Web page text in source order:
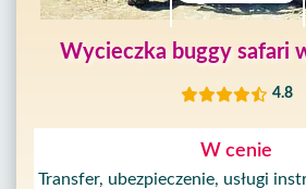
Wycieczka buggy safari
4.8
W cenie
Transfer, ubezpieczenie, usługi